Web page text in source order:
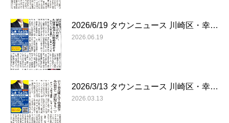
2026/6/19 タウンニュース 川崎区・幸…
2026.06.19
2026/3/13 タウンニュース 川崎区・幸…
2026.03.13